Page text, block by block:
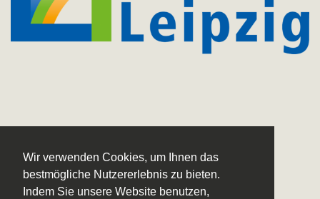
Wir verwenden Cookies, um Ihnen das
bestmögliche Nutzererlebnis zu bieten.
Indem Sie unsere Website benutzen,